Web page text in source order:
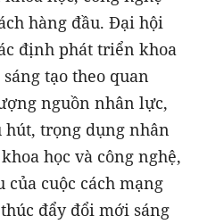
hàng đầu. Đại hội
định phát triển khoa
tạo theo quan
nguồn nhân lực,
hút, trọng dụng nhân
học và công nghệ,
cuộc cách mạng
đẩy đổi mới sáng